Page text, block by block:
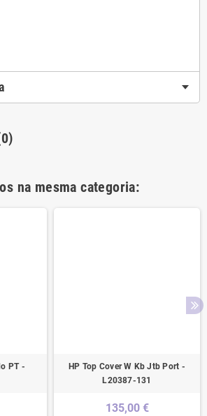
na mesma categoria:
PT -
HP Top Cover W Kb Jtb Port -
L20387-131
135,00 €